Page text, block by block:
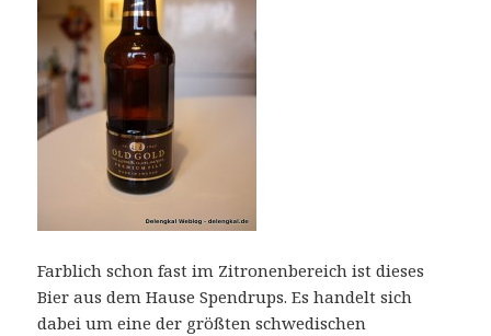
Farblich schon fast im Zitronenbereich ist dieses
Bier aus dem Hause Spendrups. Es handelt sich
dabei um eine der größten schwedischen